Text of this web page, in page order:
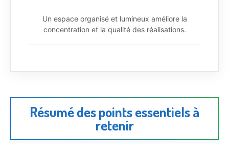
Un espace organisé et lumineux améliore la
concentration et la qualité des réalisations.
Résumé des points essentiels à
retenir